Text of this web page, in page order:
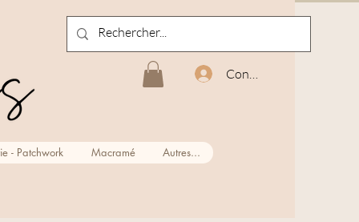
Connexion
- Patchwork Macramé Autres...